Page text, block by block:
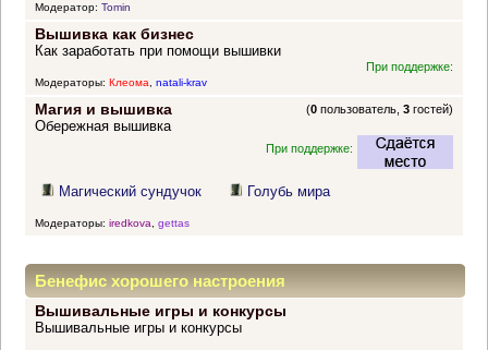
Модератор: Tomin
Вышивка как бизнес
Как заработать при помощи вышивки
При поддержке:
Модераторы: Клеома, natali-krav
Магия и вышивка (0 пользователь,3 гостей)
Обережная вышивка
При поддержке:
Магический сундучок Голубь мира
Модераторы: iredkova gettas
Бенефис хорошего настроения
Вышивальные игры и конкурсы
Вышивальные игры и конкурсы